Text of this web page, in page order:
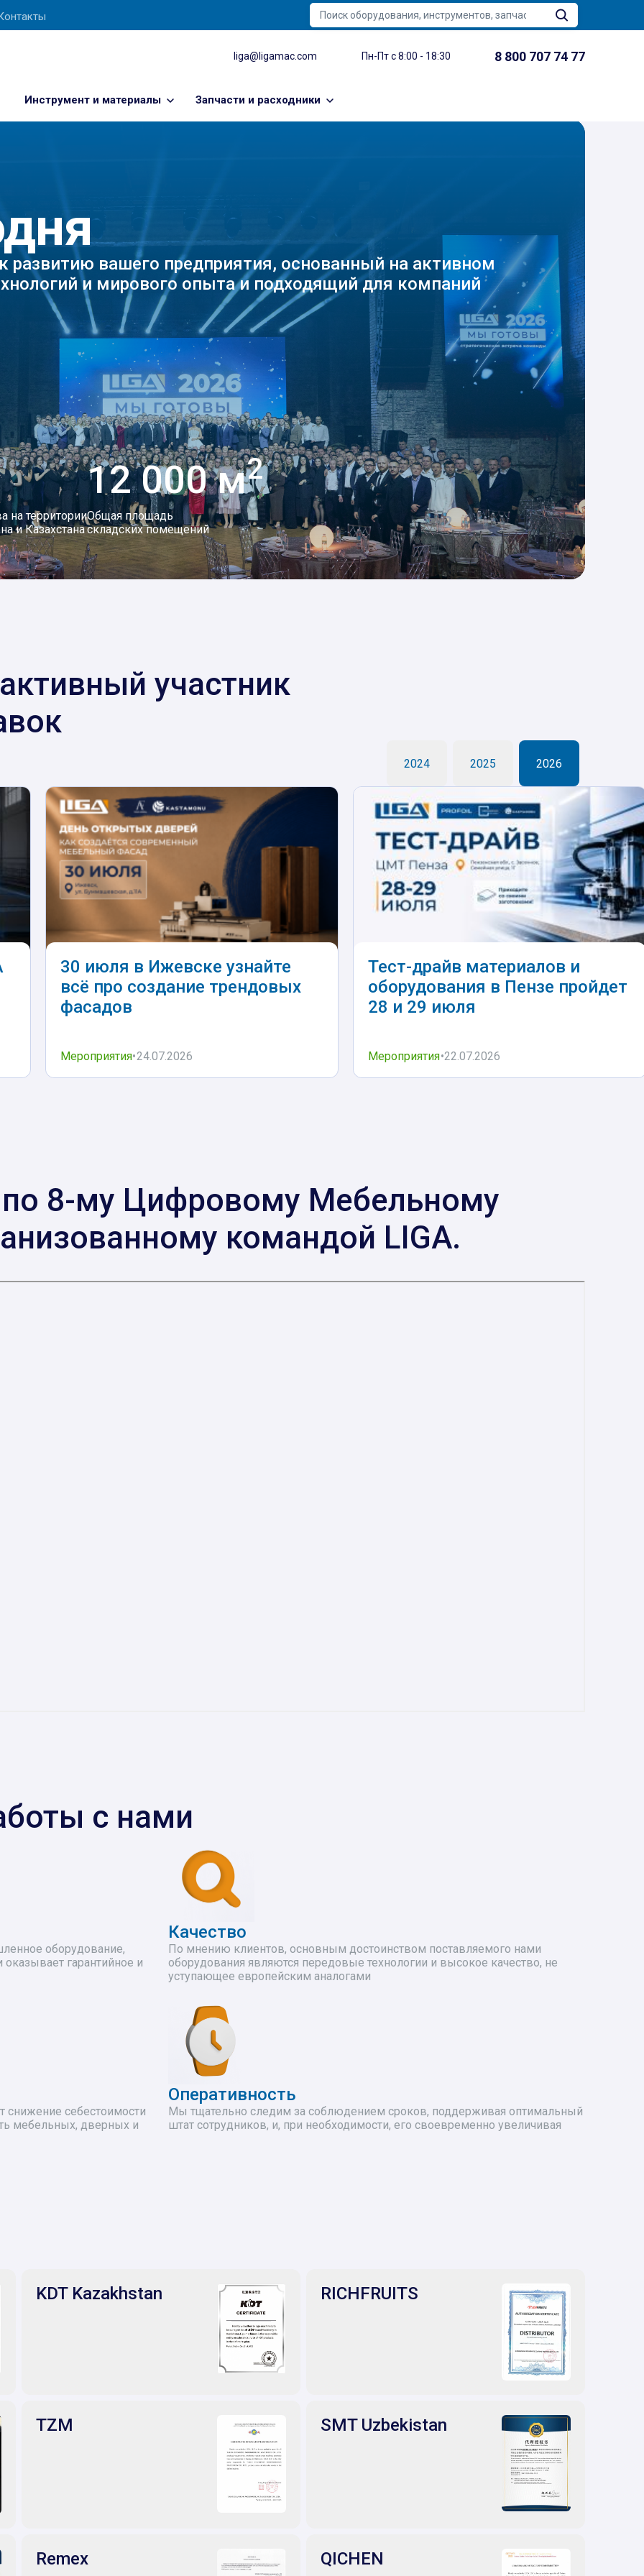
liga@ligamac.com Пн-Пт с 8:00 - 18:30 8 800 707 74 77
Инструмент и материалы Запчасти и расходники
развитию вашего предприятия, основанный на активном
и мирового опыта и подходящий для компаний
на территории
и Казахстана
12 000 м2
Общая площадь
складских помещений
участник
2024 2025 2026
19 марта в Пензе! Цвет
настроения - RichFruits.
Добавьте краски фасадам и
Мероприятия 11.03.2025
30 июля в Ижевске узнайте
всё про создание трендовых
фасадов
Мероприятия 24.07.2026
Тест-драйв материалов и
оборудования в Пензе пройдет
28 и 29 июля
Мероприятия 22.07.2026
по 8-му Цифровому Мебельному
командой LIGA.
с нами
оборудование,
гарантийное и
Качество
По мнению клиентов, основным достоинством поставляемого нами
оборудования являются передовые технологии и высокое качество, не
уступающее европейским аналогами
снижение себестоимости
мебельных, дверных и
Оперативность
Мы тщательно следим за соблюдением сроков, поддерживая оптимальный
штат сотрудников, и, при необходимости, его своевременно увеличивая
KDT Kazakhstan RICHFRUITS
TZM SMT Uzbekistan
Remex QICHEN